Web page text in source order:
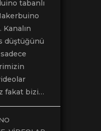
tabanlı
düştüğünü
fakat bizi…